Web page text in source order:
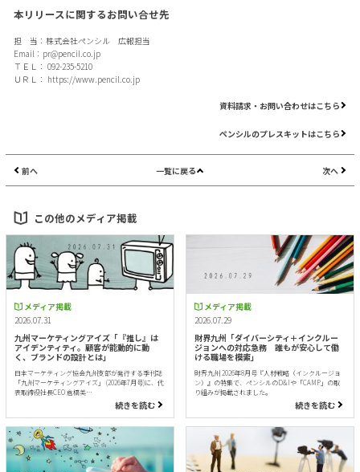
本リリースに関するお問い合せ先
担 当：株式会社ペンシル 広報担当
Email： pr@pencil.co.jp
ＴＥＬ： 092-235-5210
ＵＲＬ： https://www.pencil.co.jp
資料請求・お問い合わせはこちら
ペンシルのプレスキットはこちら
前へ 一覧に戻る 次へ
この他のメディア掲載
メディア掲載
2026.07.31
九州マーケティングアイズ「『推し』は
アイデンティティ。顧客が能動的に動
く、ブランドの設計とは」
日本マーケティング協会九州支部が発行する季刊誌
「九州マーケティングアイズ」 (2026年7月号)に、代
表取締役社長CEO 倉橋美…
続きを読む
メディア掲載
2026.07.29
財界九州「ダイバーシティ＋インクルー
ジョンへの対応急務 誰もが安心して働
ける職場を模索」
財界九州 2026年8月号『人材戦略（インクルージョ
ン）』の特集で、ペンシルのD&Iや「CAMP」の取
り組みが掲載されました。
続きを読む